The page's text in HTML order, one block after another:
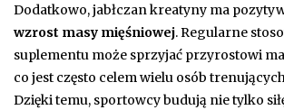
Dodatkowo, jabłczan kreatyny ma
wzrost masy mięśniowej. Regularne
suplementu może sprzyjać przyrostowi
co jest często celem wielu osób
Dzięki temu, sportowcy budują nie tylko